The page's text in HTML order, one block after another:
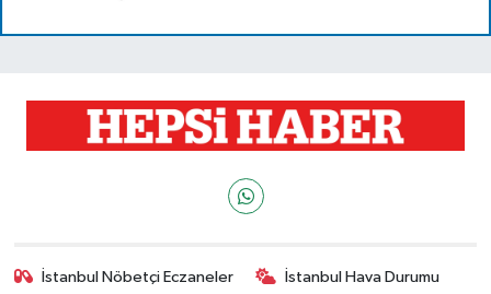
İstanbul Nöbetçi Eczaneler İstanbul Hava Durumu